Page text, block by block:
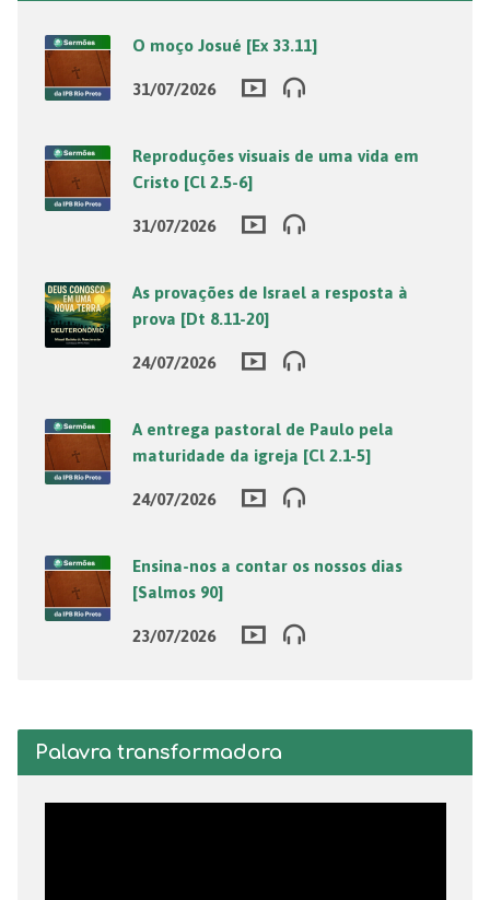
O moço Josué [Ex 33.11]
31/07/2026
Reproduções visuais de uma vida em
Cristo [Cl 2.5-6]
31/07/2026
As provações de Israel a resposta à
prova [Dt 8.11-20]
24/07/2026
A entrega pastoral de Paulo pela
maturidade da igreja [Cl 2.1-5]
24/07/2026
Ensina-nos a contar os nossos dias
[Salmos 90]
23/07/2026
Palavra transformadora